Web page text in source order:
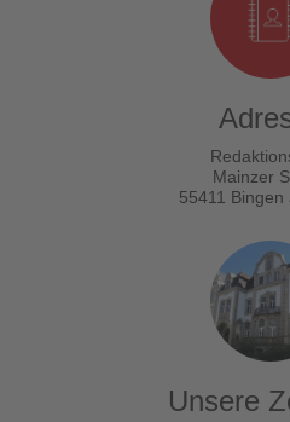
Mainzer
55411 Bingen
Unsere